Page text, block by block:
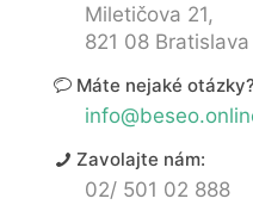
Miletičova 21,
821 08 Bratislava
Máte nejaké otázky?
Zavolajte nám:
02/ 501 02 888